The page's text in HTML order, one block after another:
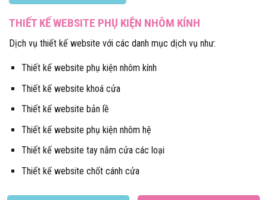
THIẾT KẾ WEBSITE PHỤ KIỆN NHÔM KÍNH
Dịch vụ thiết kế website với các danh mục dịch vụ như:
Thiết kế website phụ kiện nhôm kính
Thiết kế website khoá cửa
Thiết kế website bản lề
Thiết kế website phụ kiện nhôm hệ
Thiết kế website tay nắm cửa các loại
Thiết kế website chốt cánh cửa